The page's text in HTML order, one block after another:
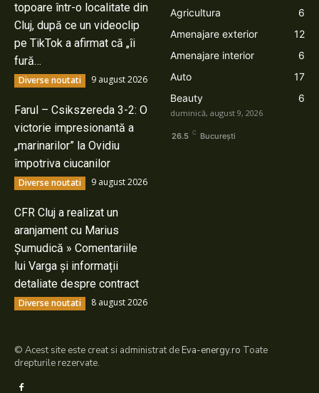
topoare într-o localitate din
Cluj, după ce un videoclip
pe TikTok a afirmat că „îi
fură…
Diverse noutati 9 august 2026
Farul – Csikszereda 3-2: O
victorie impresionantă a
„marinarilor” la Ovidiu
împotriva ciucanilor
Diverse noutati 9 august 2026
CFR Cluj a realizat un
aranjament cu Marius
Șumudică » Comentariile
lui Varga și informații
detaliate despre contract
Diverse noutati 8 august 2026
Agricultura
6
Amenajare exterior
12
Amenajare interior
6
Auto
17
Beauty
6
duminică, august 9, 2026
26.5 C București
© Acest site este creat si administrat deEva-energy.ro Toate
drepturile rezervate.